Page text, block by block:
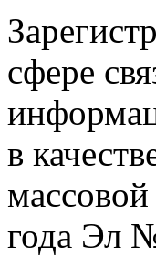
сфере
в
года Эл